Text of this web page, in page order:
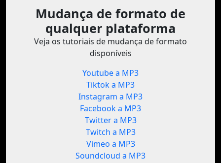
Mudança de formato de
qualquer plataforma
Veja os tutoriais de mudança de formato
disponíveis
Youtube a MP3
Tiktok a MP3
Instagram a MP3
Facebook a MP3
Twitter a MP3
Twitch a MP3
Vimeo a MP3
Soundcloud a MP3